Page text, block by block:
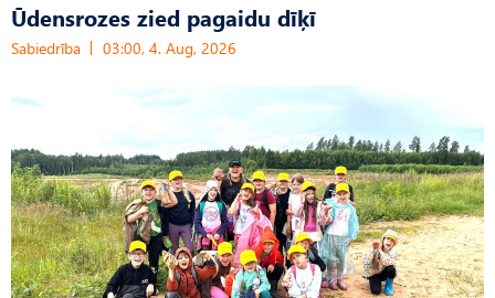
Ūdensrozes zied pagaidu dīķī
Sabiedrība 03:00, 4. Aug, 2026